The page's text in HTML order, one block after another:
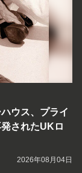
ウス、プライ
されたUKロ
2026年08月04日